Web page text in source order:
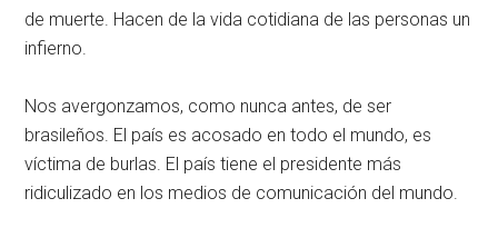
de muerte. Hacen de la vida cotidiana de las personas un
infierno.
Nos avergonzamos, como nunca antes, de ser
brasileños. El país es acosado en todo el mundo, es
víctima de burlas. El país tiene el presidente más
ridiculizado en los medios de comunicación del mundo.